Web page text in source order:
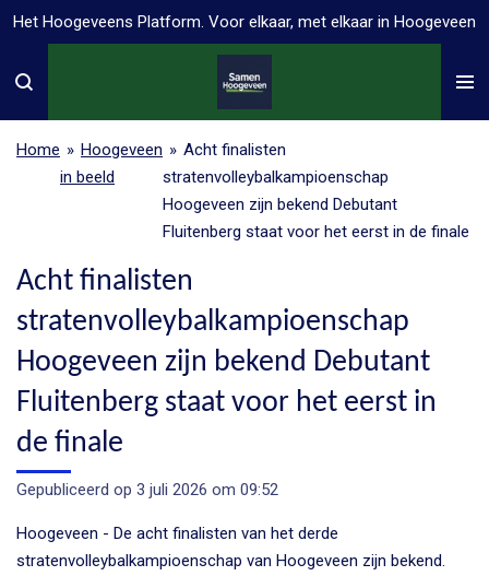
Ga
naar
Het Hoogeveens Platform. Voor elkaar, met elkaar in Hoogeveen
Home » Hoogeveen
in beeld
» Acht finalisten
stratenvolleybalkampioenschap
Hoogeveen zijn bekend Debutant
Fluitenberg staat voor het eerst in de finale
Acht finalisten
stratenvolleybalkampioenschap
Hoogeveen zijn bekend Debutant
Fluitenberg staat voor het eerst in
de finale
Gepubliceerd op 3 juli 2026 om 09:52
Hoogeveen - De acht finalisten van het derde
stratenvolleybalkampioenschap van Hoogeveen zijn bekend.